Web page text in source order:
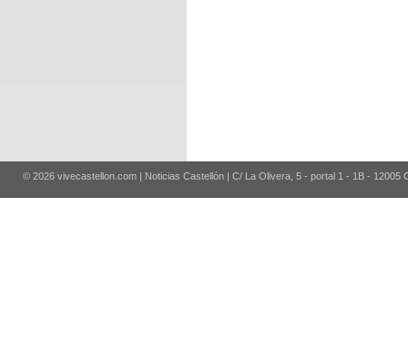
© 2026 vivecastellon.com | Noticias Castellón | C/ La Olivera, 5 - portal 1 - 1B - 12005